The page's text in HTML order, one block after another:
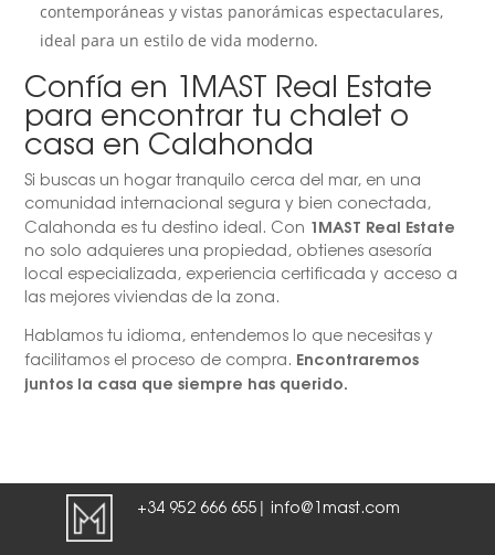
contemporáneas y vistas panorámicas espectaculares,
ideal para un estilo de vida moderno.
Confía en 1MAST Real Estate
para encontrar tu chalet o
casa en Calahonda
Si buscas un hogar tranquilo cerca del mar, en una
comunidad internacional segura y bien conectada,
Calahonda es tu destino ideal. Con 1MAST Real Estate
no solo adquieres una propiedad, obtienes asesoría
local especializada, experiencia certificada y acceso a
las mejores viviendas de la zona.
Hablamos tu idioma, entendemos lo que necesitas y
facilitamos el proceso de compra. Encontraremos
juntos la casa que siempre has querido.
+34 952 666 655 | info@1mast.com